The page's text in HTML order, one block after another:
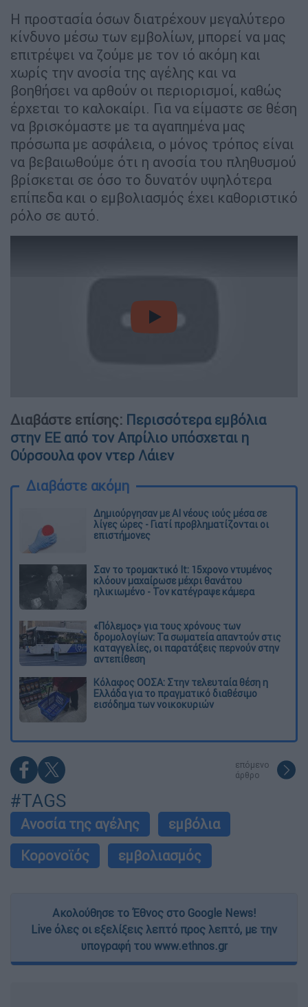
Η προστασία όσων διατρέχουν μεγαλύτερο
κίνδυνο μέσω των εμβολίων, μπορεί να μας
επιτρέψει να ζούμε με τον ιό ακόμη και
χωρίς την ανοσία της αγέλης και να
βοηθήσει να αρθούν οι περιορισμοί, καθώς
έρχεται το καλοκαίρι. Για να είμαστε σε θέση
να βρισκόμαστε με τα αγαπημένα μας
πρόσωπα με ασφάλεια, ο μόνος τρόπος είναι
να βεβαιωθούμε ότι η ανοσία του πληθυσμού
βρίσκεται σε όσο το δυνατόν υψηλότερα
επίπεδα και ο εμβολιασμός έχει καθοριστικό
ρόλο σε αυτό.
video
Διαβάστε επίσης: Περισσότερα εμβόλια
στην ΕΕ από τον Απρίλιο υπόσχεται η
Ούρσουλα φον ντερ Λάιεν
Διαβάστε ακόμη
Δημιούργησαν με AI νέους ιούς μέσα σε
λίγες ώρες - Γιατί προβληματίζονται οι
επιστήμονες
Σαν το τρομακτικό It: 15χρονο ντυμένος
κλόουν μαχαίρωσε μέχρι θανάτου
ηλικιωμένο - Τον κατέγραψε κάμερα
«Πόλεμος» για τους χρόνους των
δρομολογίων: Τα σωματεία απαντούν στις
καταγγελίες, οι παρατάξεις περνούν στην
αντεπίθεση
Κόλαφος ΟΟΣΑ: Στην τελευταία θέση η
Ελλάδα για το πραγματικό διαθέσιμο
εισόδημα των νοικοκυριών
επόμενο
άρθρο
#TAGS
Ανοσία της αγέλης
εμβόλια
Κορονοϊός
εμβολιασμός
Ακολούθησε το Έθνος στο Google News!
Live όλες οι εξελίξεις λεπτό προς λεπτό, με την
υπογραφή του www.ethnos.gr